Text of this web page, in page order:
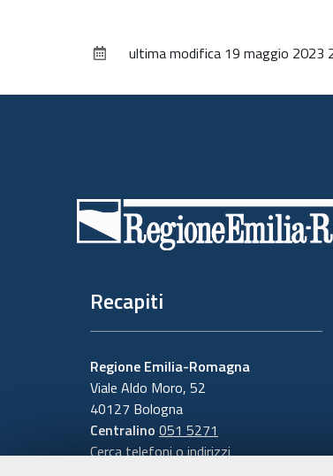
ultima modifica 19 maggio 2023
Recapiti
Regione Emilia-Romagna
Viale Aldo Moro, 52
40127 Bologna
Centralino 051 5271
Cerca telefoni o indirizzi